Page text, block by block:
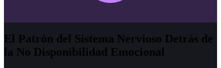
El Patrón del Sistema Nervioso Detrás de
la No Disponibilidad Emocional